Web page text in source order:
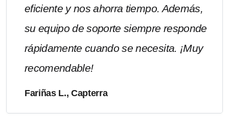
eficiente y nos ahorra tiempo. Además,
su equipo de soporte siempre responde
rápidamente cuando se necesita. ¡Muy
recomendable!
Fariñas L., Capterra